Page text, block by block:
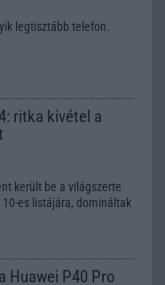
legtisztább telefon.
ritka kivétel a
került be a világszerte
es listájára, domináltak
Huawei P40 Pro